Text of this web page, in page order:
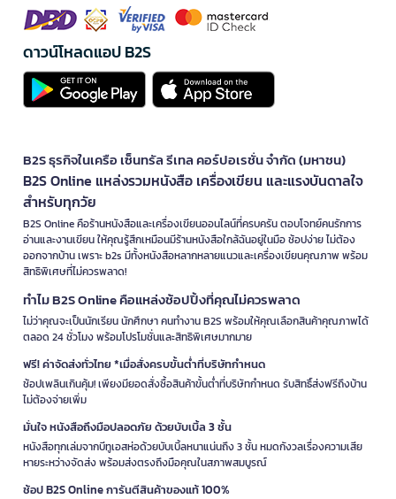
ดาวน์โหลดแอป B2S
B2S ธุรกิจในเครือ เซ็นทรัล รีเทล คอร์ปอเรชั่น จำกัด (มหาชน)
B2S Online แหล่งรวมหนังสือ เครื่องเขียน และแรงบันดาลใจ
สำหรับทุกวัย
B2S Online คือร้านหนังสือและเครื่องเขียนออนไลน์ที่ครบครัน ตอบโจทย์คนรักการ
อ่านและงานเขียน ให้คุณรู้สึกเหมือนมีร้านหนังสือใกล้ฉันอยู่ในมือ ช้อปง่าย ไม่ต้อง
ออกจากบ้าน เพราะ b2s มีทั้งหนังสือหลากหลายแนวและเครื่องเขียนคุณภาพ พร้อม
สิทธิพิเศษที่ไม่ควรพลาด!
ทำไม B2S Online คือแหล่งช้อปปิ้งที่คุณไม่ควรพลาด
ไม่ว่าคุณจะเป็นนักเรียน นักศึกษา คนทำงาน B2S พร้อมให้คุณเลือกสินค้าคุณภาพได้
ตลอด 24 ชั่วโมง พร้อมโปรโมชั่นและสิทธิพิเศษมากมาย
ฟรี! ค่าจัดส่งทั่วไทย *เมื่อสั่งครบขั้นต่ำที่บริษัทกำหนด
ช้อปเพลินเกินคุ้ม! เพียงมียอดสั่งซื้อสินค้าขั้นต่ำที่บริษัทกำหนด รับสิทธิ์ส่งฟรีถึงบ้าน
ไม่ต้องจ่ายเพิ่ม
มั่นใจ หนังสือถึงมือปลอดภัย ด้วยบับเบิ้ล 3 ชั้น
หนังสือทุกเล่มจากบีทูเอสห่อด้วยบับเบิ้ลหนาแน่นถึง 3 ชั้น หมดกังวลเรื่องความเสีย
หายระหว่างจัดส่ง พร้อมส่งตรงถึงมือคุณในสภาพสมบูรณ์
ช้อป B2S Online การันตีสินค้าของแท้ 100%